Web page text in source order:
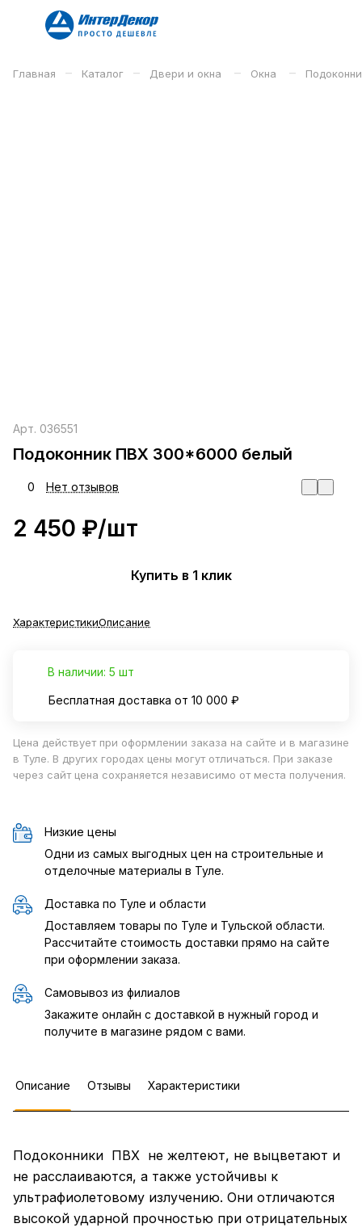
Главная – Каталог – Двери и окна – Окна –
Арт. 036551
Подоконник ПВХ 300*6000 белый
0 Нет отзывов
2 450 ₽/шт
Купить в 1 клик
ХарактеристикиОписание
В наличии: 5 шт
Бесплатная доставка от 10 000 ₽
Цена действует при оформлении заказа на сайте и в магазине
в Туле. В других городах цены могут отличаться. При заказе
через сайт цена сохраняется независимо от места получения.
Низкие цены
Одни из самых выгодных цен на строительные и
отделочные материалы в Туле.
Доставка по Туле и области
Доставляем товары по Туле и Тульской области.
Рассчитайте стоимость доставки прямо на сайте
при оформлении заказа.
Самовывоз из филиалов
Закажите онлайн с доставкой в нужный город и
получите в магазине рядом с вами.
Описание Отзывы Характеристики
Подоконники ПВХ не желтеют, не выцветают и
не расслаиваются, а также устойчивы к
ультрафиолетовому излучению. Они отличаются
высокой ударной прочностью при отрицательных